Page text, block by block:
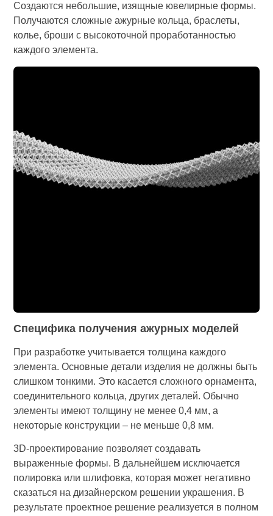
Создаются небольшие, изящные ювелирные формы.
Получаются сложные ажурные кольца, браслеты,
колье, броши с высокоточной проработанностью
каждого элемента.
Специфика получения ажурных моделей
При разработке учитывается толщина каждого
элемента. Основные детали изделия не должны быть
слишком тонкими. Это касается сложного орнамента,
соединительного кольца, других деталей. Обычно
элементы имеют толщину не менее 0,4 мм, а
некоторые конструкции – не меньше 0,8 мм.
3D-проектирование позволяет создавать
выраженные формы. В дальнейшем исключается
полировка или шлифовка, которая может негативно
сказаться на дизайнерском решении украшения. В
результате проектное решение реализуется в полном